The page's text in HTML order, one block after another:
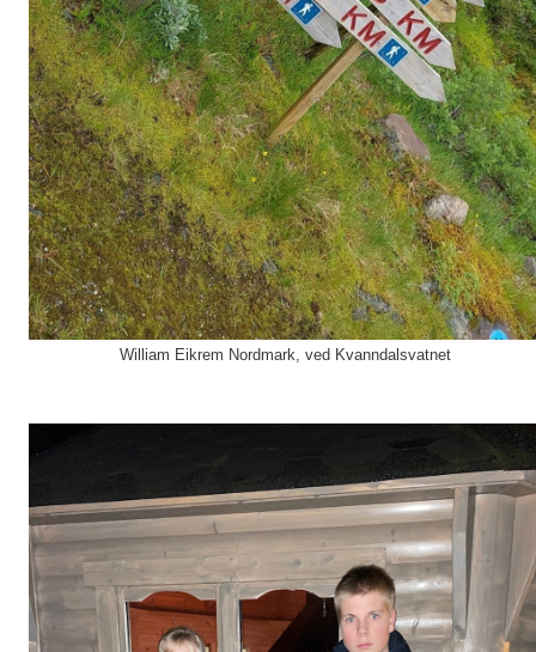
William Eikrem Nordmark, ved Kvanndalsvatnet